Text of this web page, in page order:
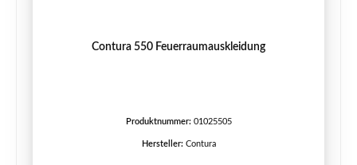
Contura 550 Feuerraumauskleidung
Produktnummer: 01025505
Hersteller: Contura